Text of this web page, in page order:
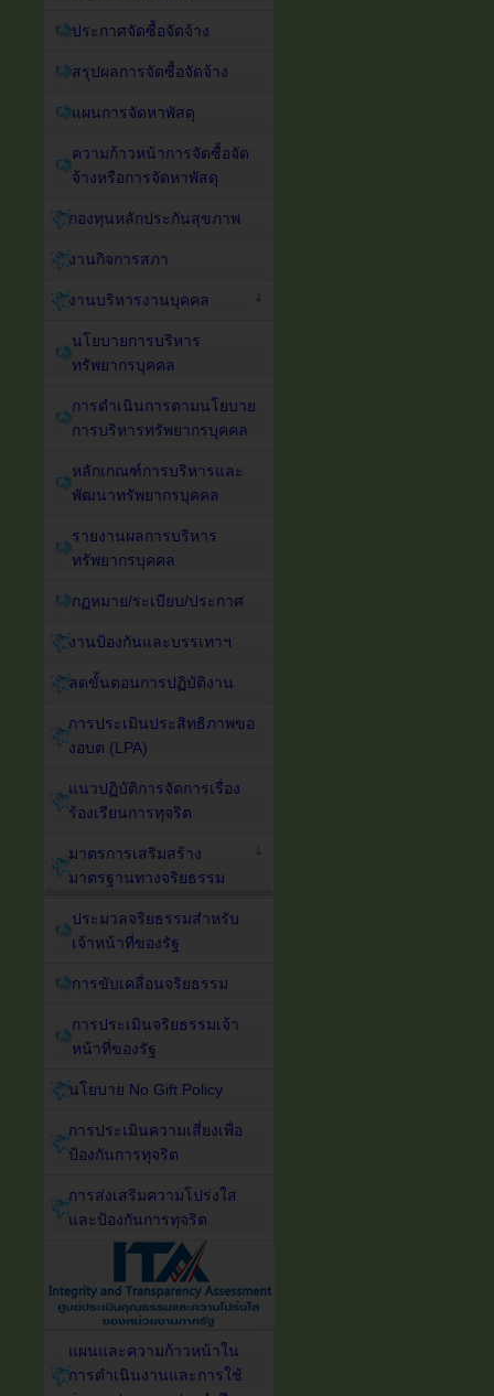
ประกาศจัดซื้อจัดจ้าง
สรุปผลการจัดซื้อจัดจ้าง
แผนการจัดหาพัสดุ
ความก้าวหน้าการจัดซื้อจัด
จ้างหรือการจัดหาพัสดุ
กองทุนหลักประกันสุขภาพ
งานกิจการสภา
งานบริหารงานบุคคล
นโยบายการบริหาร
ทรัพยากรบุคคล
การดำเนินการตามนโยบาย
การบริหารทรัพยากรบุคคล
หลักเกณฑ์การบริหารและ
พัฒนาทรัพยากรบุคคล
รายงานผลการบริหาร
ทรัพยากรบุคคล
กฏหมาย/ระเบียบ/ประกาศ
งานป้องกันและบรรเทาฯ
ลดขั้นตอนการปฏิบัติงาน
การประเมินประสิทธิภาพขอ
งอบต (LPA)
แนวปฏิบัติการจัดการเรื่อง
ร้องเรียนการทุจริต
มาตรการเสริมสร้าง
มาตรฐานทางจริยธรรม
ประมวลจริยธรรมสำหรับ
เจ้าหน้าที่ของรัฐ
การขับเคลื่อนจริยธรรม
การประเมินจริยธรรมเจ้า
หน้าที่ของรัฐ
นโยบาย No Gift Policy
การประเมินความเสี่ยงเพื่อ
ป้องกันการทุจริต
การส่งเสริมความโปร่งใส
และป้องกันการทุจริต
แผนและความก้าวหน้าใน
การดำเนินงานและการใช้